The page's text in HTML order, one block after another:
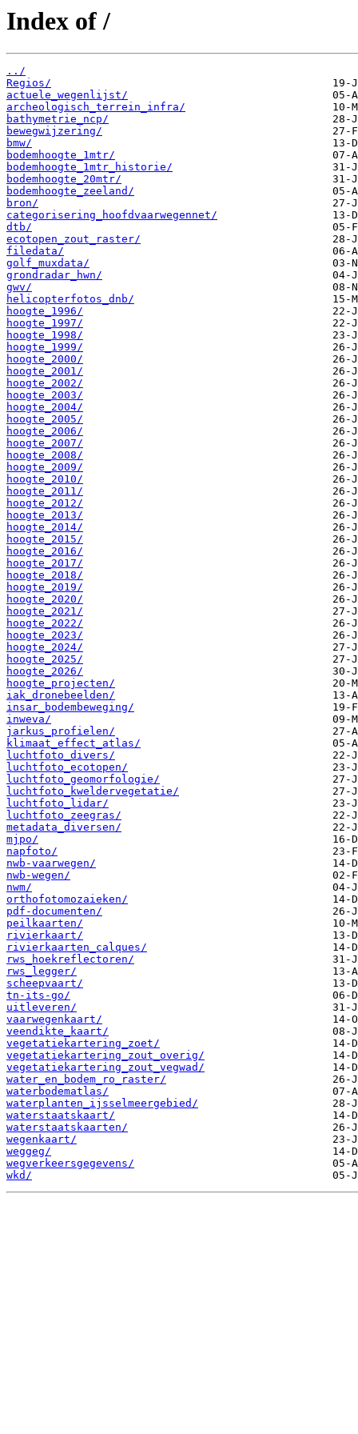
Index of /
../
Regios/
actuele_wegenlijst/
archeologisch_terrein_infra/
bathymetrie_ncp/
bewegwijzering/
bmw/
bodemhoogte_1mtr/
bodemhoogte_1mtr_historie/
bodemhoogte_20mtr/
bodemhoogte_zeeland/
bron/
categorisering_hoofdvaarwegennet/
dtb/
ecotopen_zout_raster/
filedata/
golf_muxdata/
grondradar_hwn/
gwv/
helicopterfotos_dnb/
hoogte_1996/
hoogte_1997/
hoogte_1998/
hoogte_1999/
hoogte_2000/
hoogte_2001/
hoogte_2002/
hoogte_2003/
hoogte_2004/
hoogte_2005/
hoogte_2006/
hoogte_2007/
hoogte_2008/
hoogte_2009/
hoogte_2010/
hoogte_2011/
hoogte_2012/
hoogte_2013/
hoogte_2014/
hoogte_2015/
hoogte_2016/
hoogte_2017/
hoogte_2018/
hoogte_2019/
hoogte_2020/
hoogte_2021/
hoogte_2022/
hoogte_2023/
hoogte_2024/
hoogte_2025/
hoogte_2026/
hoogte_projecten/
iak_dronebeelden/
insar_bodembeweging/
inweva/
jarkus_profielen/
klimaat_effect_atlas/
luchtfoto_divers/
luchtfoto_ecotopen/
luchtfoto_geomorfologie/
luchtfoto_kweldervegetatie/
luchtfoto_lidar/
luchtfoto_zeegras/
metadata_diversen/
mjpo/
napfoto/
nwb-vaarwegen/
nwb-wegen/
nwm/
orthofotomozaieken/
pdf-documenten/
peilkaarten/
rivierkaart/
rivierkaarten_calques/
rws_hoekreflectoren/
rws_legger/
scheepvaart/
tn-its-go/
uitleveren/
vaarwegenkaart/
veendikte_kaart/
vegetatiekartering_zoet/
vegetatiekartering_zout_overig/
vegetatiekartering_zout_vegwad/
water_en_bodem_ro_raster/
waterbodematlas/
waterplanten_ijsselmeergebied/
waterstaatskaart/
waterstaatskaarten/
wegenkaart/
weggeg/
wegverkeersgegevens/
wkd/